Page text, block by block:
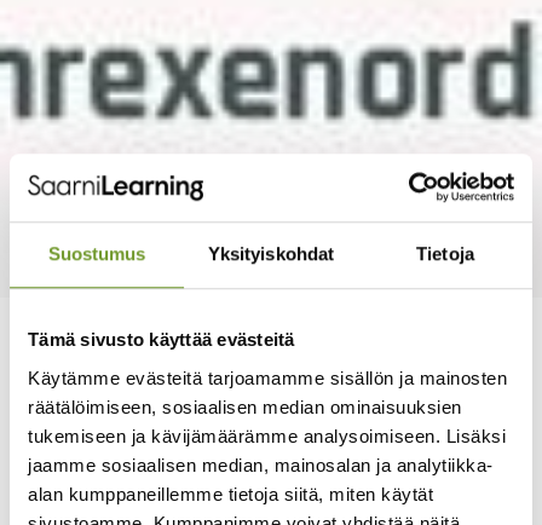
Suostumus Yksityiskohdat Tietoja
Tämä sivusto käyttää evästeitä
Käytämme evästeitä tarjoamamme sisällön ja mainosten
räätälöimiseen, sosiaalisen median ominaisuuksien
tukemiseen ja kävijämäärämme analysoimiseen. Lisäksi
jaamme sosiaalisen median, mainosalan ja analytiikka-
alan kumppaneillemme tietoja siitä, miten käytät
HR Executive Nordic virtual event
Discendum is participating as a partner
HR Executive
Nordic virtual event on 26th of January 2022
This year the main theme is The New Way Forward. Event is
mainly in English. Agenda covers widely different HR areas